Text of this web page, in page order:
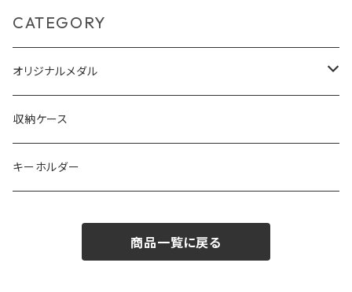
CATEGORY
オリジナルメダル
オーダーメイドメダル
キャラクターメダル等
収納ケース
キーホルダー
商品一覧に戻る